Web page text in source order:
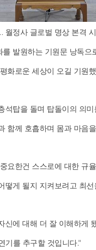
월정사 글로벌 명상 본격
발원하는 기원문 낭독
화로운 세상이 오길 기원
석탑을 돌며 탑돌이의 의
함께 호흡하며 몸과 마음
요한건 스스로에 대한 규
떻게 될지 지켜보려고 최선
신에 대해 더 잘 이해하게
기를 추구할 것입니다."